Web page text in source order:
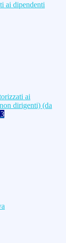
ai dipendenti
ai
dirigenti) (da